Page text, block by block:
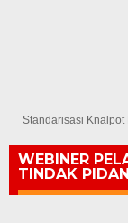
Standarisasi Knalpot
WEBINER
TINDAK